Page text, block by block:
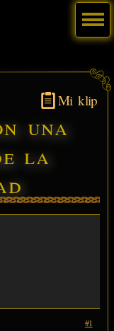
Mi klip
una
la
#1
Menú